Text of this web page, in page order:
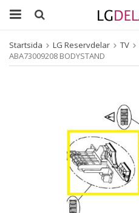
Startsida LG Reservdelar TV
ABA73009208 BODYSTAND